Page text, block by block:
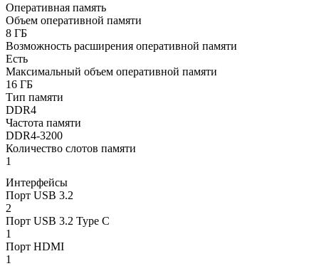
Оперативная память
Объем оперативной памяти
8 ГБ
Возможность расширения оперативной памяти
Есть
Максимальный объем оперативной памяти
16 ГБ
Тип памяти
DDR4
Частота памяти
DDR4-3200
Количество слотов памяти
1
Интерфейсы
Порт USB 3.2
2
Порт USB 3.2 Type C
1
Порт HDMI
1